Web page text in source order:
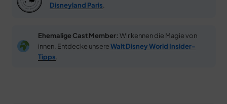
Disneyland Paris
Ehemalige Cast Member: Wir kennen die Magie von
innen. Entdecke unsereWalt Disney World Insider-
Tipps